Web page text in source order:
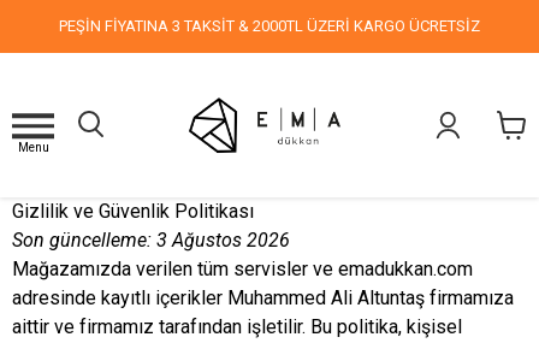
PEŞİN FİYATINA 3 TAKSİT & 2000TL ÜZERİ KARGO ÜCRETSİZ
Menu
Gizlilik ve Güvenlik Politikası
Son güncelleme: 3 Ağustos 2026
Mağazamızda verilen tüm servisler ve emadukkan.com
adresinde kayıtlı içerikler Muhammed Ali Altuntaş firmamıza
aittir ve firmamız tarafından işletilir. Bu politika, kişisel